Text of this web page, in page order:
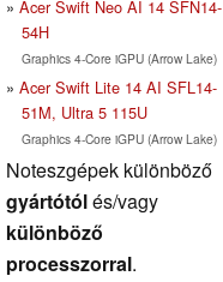
Acer Swift Neo AI 14 SFN14-
54H
Graphics 4-Core iGPU (Arrow Lake)
Acer Swift Lite 14 AI SFL14-
51M, Ultra 5 115U
Graphics 4-Core iGPU (Arrow Lake)
Noteszgépek különböző
gyártótólés/vagy
különböző
processzorral.